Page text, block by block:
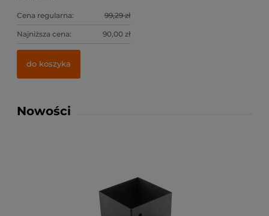
Cena regularna: 99,29 zł
Najniższa cena: 90,00 zł
do koszyka
Nowości